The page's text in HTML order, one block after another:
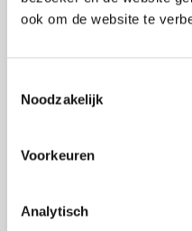
ook om de website te
Noodzakelijk
Voorkeuren
Analytisch
Blijf op de hoogte
de gratis
Nieuwsbrief van de